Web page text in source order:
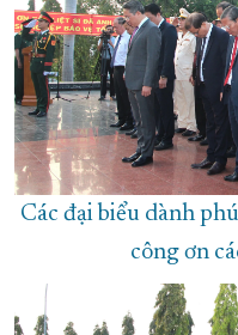
Các đại biểu dành
công ơn